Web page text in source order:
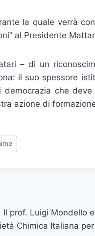
la quale verrà
al Presidente
– di un
il suo spessore
che deve
azione di
Il prof. Luigi Mondello
Chimica Italiana